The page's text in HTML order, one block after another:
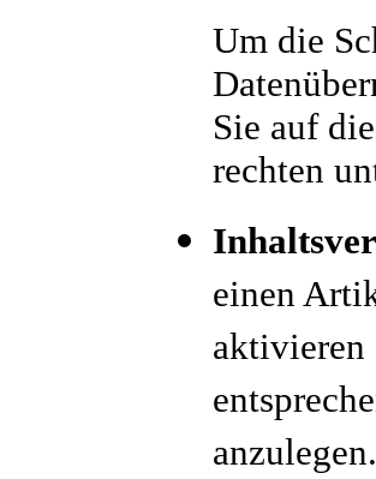
Um die
Sie auf
rechten
einen
aktivieren
anzulegen.